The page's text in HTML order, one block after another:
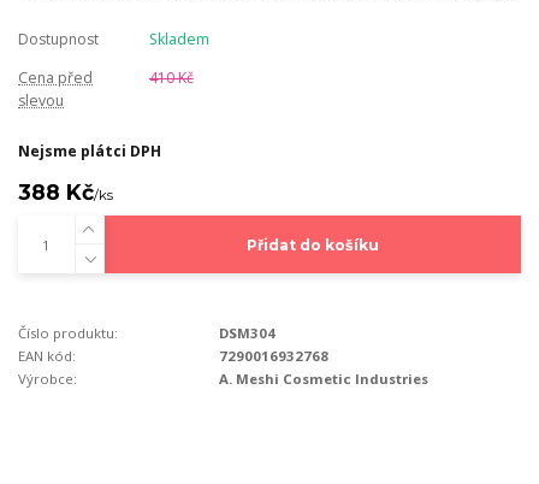
Dostupnost
Skladem
Cena před
slevou
410 Kč
Nejsme plátci DPH
388 Kč/ks
Přidat do košíku
Číslo produktu:
DSM304
EAN kód:
7290016932768
Výrobce:
A. Meshi Cosmetic Industries